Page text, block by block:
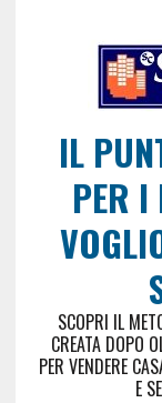
IL
PER I
SCOPRI IL
CREATA DOPO
PER VENDERE
E